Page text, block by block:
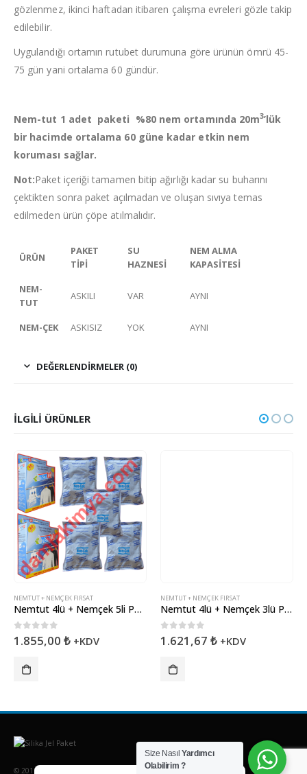
gözlenmez, ikinci haftadan itibaren çalışma evreleri gözle takip
edilebilir.
Uygulandığı ortamın rutubet durumuna göre ürünün ömrü 45-
75 gün yani ortalama 60 gündür.
Nem-tut 1 adet paketi %80 nem ortamında 20m3’lük
bir hacimde ortalama 60 güne kadar etkin nem
koruması sağlar.
Not:Paket içeriği tamamen bitip ağırlığı kadar su buharını
çektikten sonra paket açılmadan ve oluşan sıvıya temas
edilmeden ürün çöpe atılmalıdır.
ÜRÜN
PAKET
TİPİ
SU
HAZNESİ
NEM ALMA
KAPASİTESİ
NEM-
TUT
ASKILI VAR AYNI
NEM-ÇEK ASKISIZ YOK AYNI
DEĞERLENDIRMELER (0)
İLGILI ÜRÜNLER
NEMTUT + NEMÇEK FIRSAT
Nemtut 4lü + Nemçek 5li Paket
0 5 üzerinden
1.855,00 ₺ +KDV
NEMTUT + NEMÇEK FIRSAT
Nemtut 4lü + Nemçek 3lü Paket
0 5 üzerinden
1.621,67 ₺ +KDV
© 2016. Damla Kimya - Tüm Hakları Saklıdır
Size NasılYardımcı
Olabilirim ?